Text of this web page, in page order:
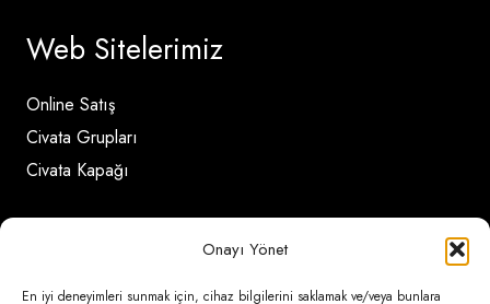
Onayı Yönet
En iyi deneyimleri sunmak için, cihaz bilgilerini saklamak ve/veya bunlara
Web Sitelerimiz
Online Satış
Civata Grupları
Civata Kapağı
İletişim Detayları